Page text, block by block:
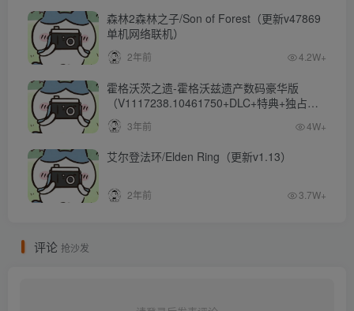
森林2森林之子/Son of Forest（更新v47869
单机网络联机）
2年前 4.2W+
霍格沃茨之遗-霍格沃兹遗产数码豪华版
（V1117238.10461750+DLC+特典+独占内
容）
3年前 4W+
艾尔登法环/Elden Ring（更新v1.13）
2年前 3.7W+
评论 抢沙发